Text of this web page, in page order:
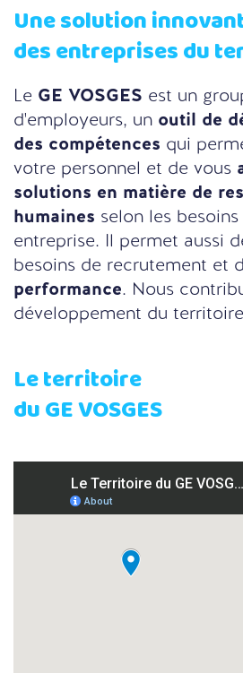
Une solution
des entreprises du
Le GE VOSGES est un
d'employeurs, un outil de
des compétences qui
votre personnel et de vous
solutions en matière de
humaines selon les
entreprise. Il permet aussi
besoins de recrutement et
performance. Nous
développement du
Le territoire
du GE VOSGES